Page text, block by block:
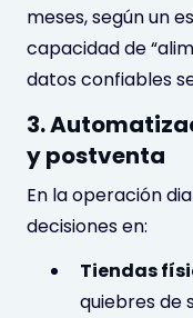
meses, según un
capacidad de
datos confiables
3.
y postventa
En la operación
decisiones en:
Tiendas
quiebres de